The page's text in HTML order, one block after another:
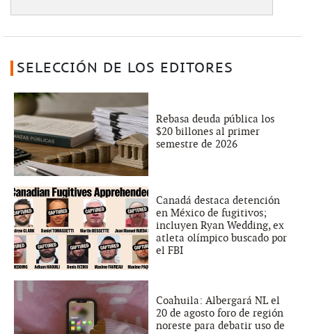
SELECCIÓN DE LOS EDITORES
Rebasa deuda pública los
$20 billones al primer
semestre de 2026
Canadá destaca detención
en México de fugitivos;
incluyen Ryan Wedding, ex
atleta olímpico buscado por
el FBI
Coahuila: Albergará NL el
20 de agosto foro de región
noreste para debatir uso de